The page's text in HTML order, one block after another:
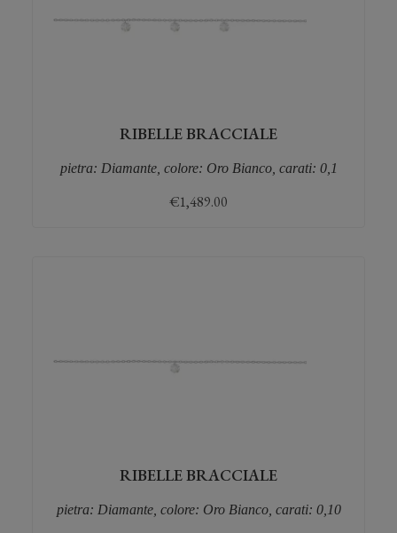
RIBELLE BRACCIALE
pietra: Diamante, colore: Oro Bianco, carati: 0,1
€1,489.00
RIBELLE BRACCIALE
pietra: Diamante, colore: Oro Bianco, carati: 0,10